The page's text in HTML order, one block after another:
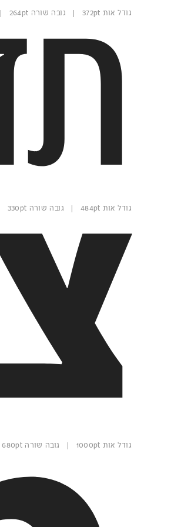
גודל אות 372pt | גובה שורה 264pt | משקל רגיל
גודל אות 484pt | גובה שורה 330pt | משקל בולד
גודל אות 1000pt | גובה שורה 680pt | משקל רגיל